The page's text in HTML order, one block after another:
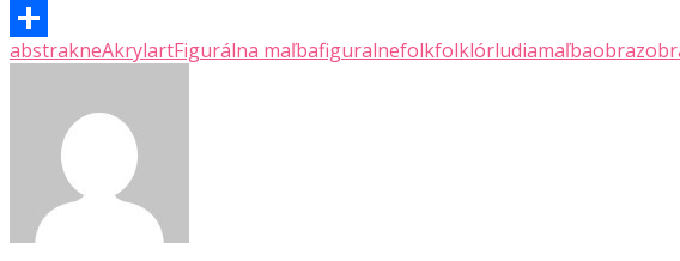
Pinterest
Share
abstrakneAkrylartFigurálna maľbafiguralnefolkfolklórludiamaľbaobraz